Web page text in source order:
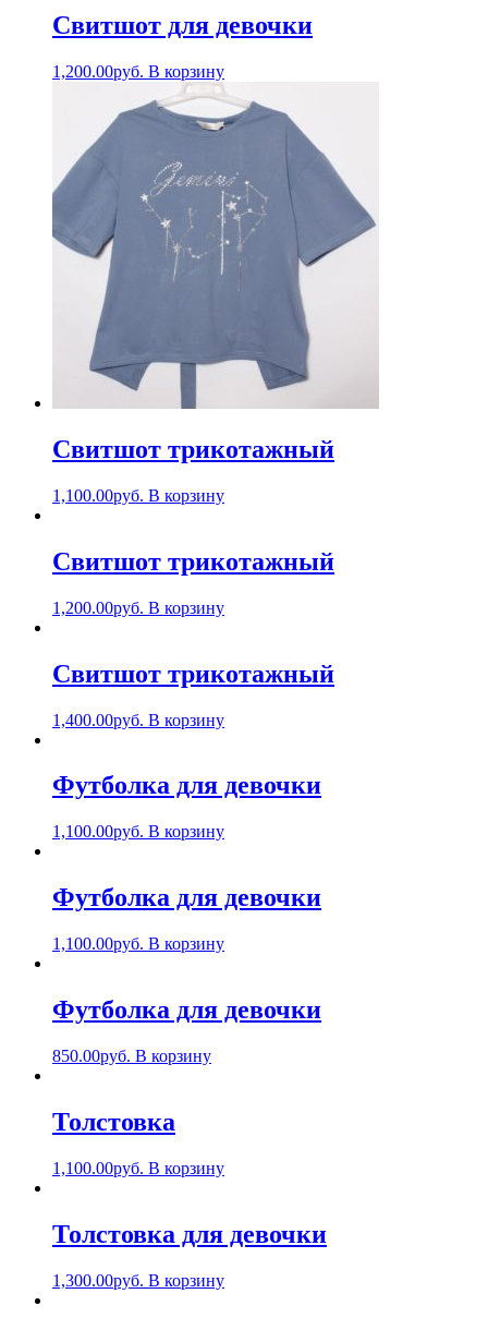
Свитшот для девочки
1,200.00руб. В корзину
Свитшот трикотажный
1,100.00руб. В корзину
Свитшот трикотажный
1,200.00руб. В корзину
Свитшот трикотажный
1,400.00руб. В корзину
Футболка для девочки
1,100.00руб. В корзину
Футболка для девочки
1,100.00руб. В корзину
Футболка для девочки
850.00руб. В корзину
Толстовка
1,100.00руб. В корзину
Толстовка для девочки
1,300.00руб. В корзину